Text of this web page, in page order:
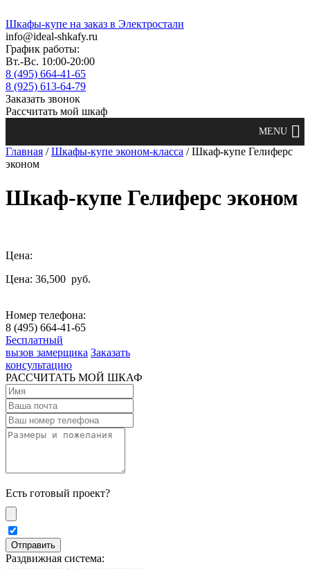
Шкафы-купе на заказ в Электростали
info@ideal-shkafy.ru
График работы:
Вт.-Вс. 10:00-20:00
8 (495) 664-41-65
8 (925) 613-64-79
Заказать звонок
Рассчитать мой шкаф
Главная /Шкафы-купе эконом-класса / Шкаф-купе Гелиферс
эконом
Шкаф-купе Гелиферс эконом
Цена:
Цена: 36,500 руб.
Номер телефона:
8 (495) 664-41-65
Бесплатный
вызов замерщика Заказать
консультацию
РАССЧИТАТЬ МОЙ ШКАФ
Есть готовый проект?
Раздвижная система: